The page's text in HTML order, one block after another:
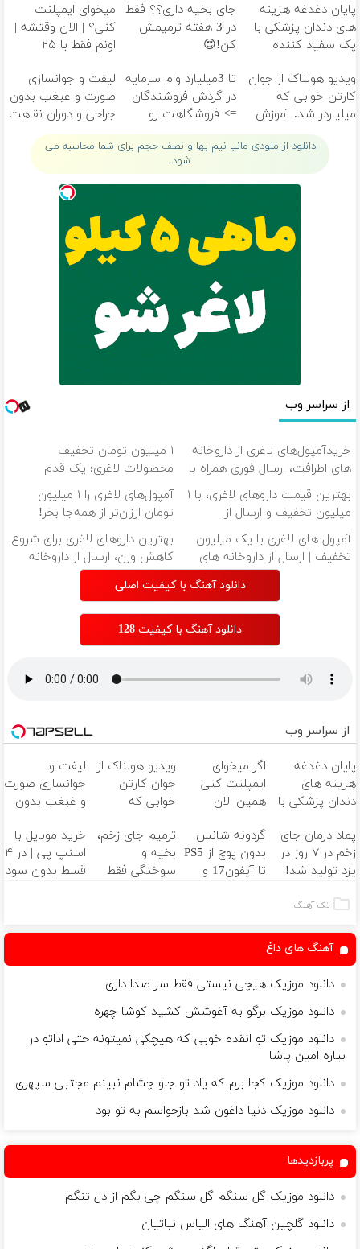
پایان دغدغه هزینه
های دندان پزشکی با
پک سفید کننده
جای بخیه داری؟؟ فقط
در 3 هفته ترمیمش
کن!😍
میخوای ایمپلنت
کنی؟ | الان وقتشه |
اونم فقط با ۲۵
ویدیو هولناک از جوان
کارتن خوابی که
میلیاردر شد. آموزش
تا 3میلیارد وام سرمایه
در گردش فروشندگان
=> فروشگاهت رو
ثبت کن
لیفت و جوانسازی
صورت و غبغب بدون
جراحی و دوران نقاهت
✨
دانلود از ملودی مانیا نیم بها و نصف حجم برای شما محاسبه می
شود.
از سراسر وب
خریدآمپول‌های لاغری از داروخانه
های اطرافت، ارسال فوری همراه با
۱ میلیون تومان تخفیف
محصولات لاغری؛ یک قدم
نزدیک‌تر به شروع کاهش وزن
بهترین قیمت داروهای لاغری، با ۱
میلیون تخفیف و ارسال از
داروخانه‌
آمپول‌های لاغری را ۱ میلیون
تومان ارزان‌تر از همه‌جا بخر!
آمپول های لاغری با یک میلیون
تخفیف | ارسال از داروخانه های
بهترین داروهای لاغری برای شروع
کاهش وزن، ارسال از داروخانه
های نزدیکت!
دانلود آهنگ با کیفیت اصلی
دانلود آهنگ با کیفیت 128
از سراسر وب
پایان دغدغه
هزینه های
دندان پزشکی با
کننده خانگی
اگر میخوای
ایمپلنت کنی
همین الان
۲۵ میلیون
تومان!!!
ویدیو هولناک از
جوان کارتن
خوابی که
آموزش رایگان
لیفت و
جوانسازی صورت
و غبغب بدون
نقاهت ✨
پماد درمان جای
زخم در ۷ روز در
یزد تولید شد!
گردونه شانس
بدون پوچ از PS5
تا آیفون17 و
ترمیم جای زخم،
بخیه و
سوختگی فقط
خرید موبایل با
اسنپ پی | در ۴
قسط بدون سود
تک آهنگ
آهنگ های داغ
دانلود موزیک هیچی نیستی فقط سر صدا داری
دانلود موزیک برگو به آغوشش کشید کوشا چهره
دانلود موزیک تو انقده خوبی که هیچکی نمیتونه حتی اداتو در
بیاره امین پاشا
دانلود موزیک کجا برم که یاد تو جلو چشام نبینم مجتبی سپهری
دانلود موزیک دنیا داغون شد بازحواسم به تو بود
پربازدیدها
دانلود موزیک گل سنگم گل سنگم چی بگم از دل تنگم
دانلود گلچین آهنگ های الیاس نباتیان